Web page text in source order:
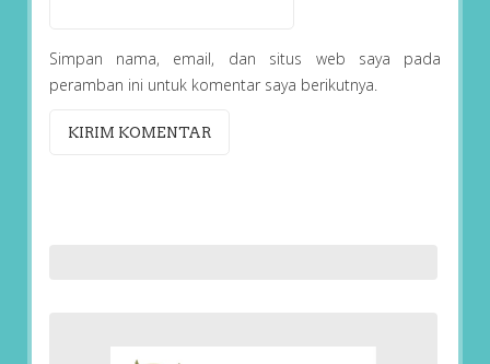
Simpan nama, email, dan situs web saya pada
peramban ini untuk komentar saya berikutnya.